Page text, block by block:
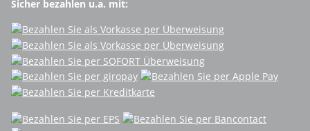
Sicher bezahlen u.a. mit: